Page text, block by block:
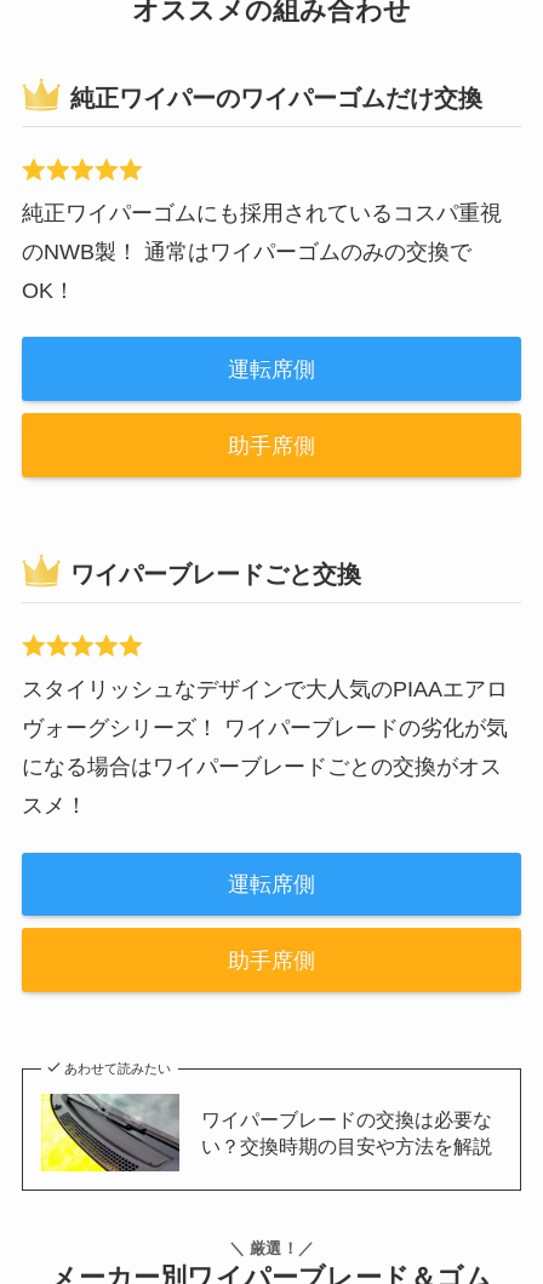
オススメの組み合わせ
純正ワイパーのワイパーゴムだけ交換
純正ワイパーゴムにも採用されているコスパ重視
のNWB製！ 通常はワイパーゴムのみの交換で
OK！
運転席側
助手席側
ワイパーブレードごと交換
スタイリッシュなデザインで大人気のPIAAエアロ
ヴォーグシリーズ！ ワイパーブレードの劣化が気
になる場合はワイパーブレードごとの交換がオス
スメ！
運転席側
助手席側
あわせて読みたい
ワイパーブレードの交換は必要な
い？交換時期の目安や方法を解説
＼ 厳選！／